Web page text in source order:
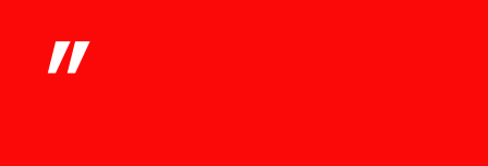
"